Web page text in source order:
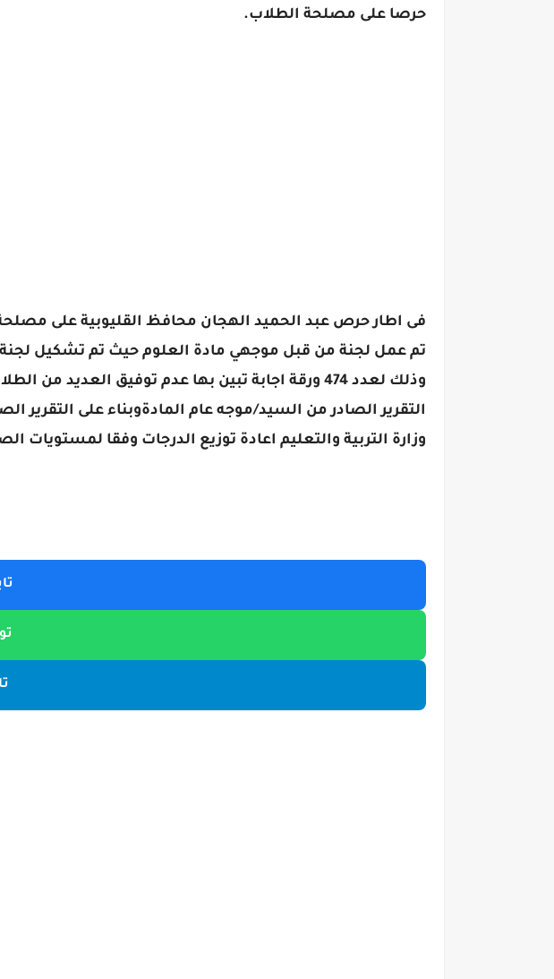
حرصا على مصلحة الطلاب.
فى اطار حرص عبد الحميد الهجان محافظ القليوبية على مصلحة
وذلك لعدد 474 ورقة اجابة تبين بها عدم توفيق
التقرير الصادر من السيد/موجه عام المادةوبناء على
وزارة التربية والتعليم اعادة توزيع الدرجات وفقا